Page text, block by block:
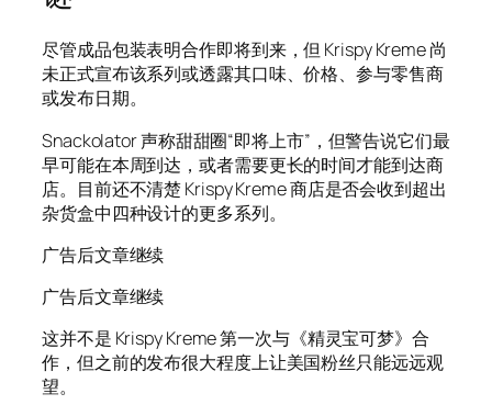
尽管成品包装表明合作即将到来，但 Krispy Kreme 尚
未正式宣布该系列或透露其口味、价格、参与零售商
或发布日期。
Snackolator 声称甜甜圈“即将上市”，但警告说它们最
早可能在本周到达，或者需要更长的时间才能到达商
店。目前还不清楚 Krispy Kreme 商店是否会收到超出
杂货盒中四种设计的更多系列。
广告后文章继续
广告后文章继续
这并不是 Krispy Kreme 第一次与《精灵宝可梦》合
作，但之前的发布很大程度上让美国粉丝只能远远观
望。